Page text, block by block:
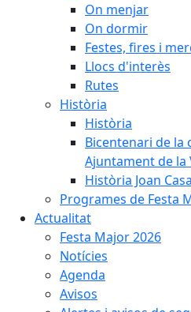
On menjar
On dormir
Festes, fires i
Llocs d'interès
Rutes
Història
Història
Bicentenari de la
Ajuntament de la
Història Joan
Programes de Festa
Actualitat
Festa Major 2026
Notícies
Agenda
Avisos